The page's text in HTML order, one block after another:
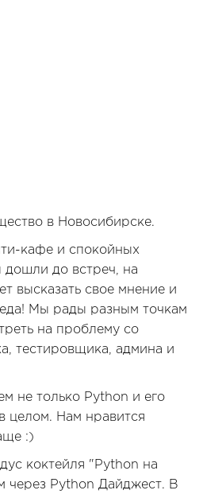
в Новосибирске.
кафе и спокойных
до встреч, на
высказать свое мнение и
Мы рады разным точкам
на проблему со
тестировщика, админа и
не только Python и его
целом. Нам нравится
:)
коктейля "Python на
через Python Дайджест. В